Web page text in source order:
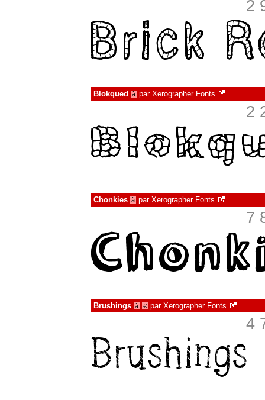
2
Blokqued à par Xerographer Fonts
2
Chonkies à par Xerographer Fonts
7
Brushings à € par Xerographer Fonts
4